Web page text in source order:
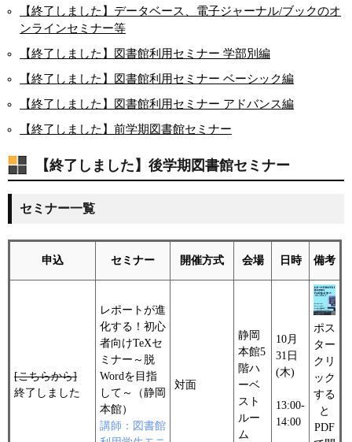
【終了しました】データベース、電子ジャーナル/ブックのオ
ンラインセミナー等
【終了しました】図書館利用セミナー 学部別編
【終了しました】図書館利用セミナー ベーシック編
【終了しました】図書館利用セミナー アドバンス編
【終了しました】前学期図書館セミナー
【終了しました】後学期図書館セミナー
セミナー一覧
申込 セミナー 開催方式 会場 日時 備考
[こちらから]
終了しました
レポートが進
化する！初心
者向けTeXセ
ミナー～脱
Wordを目指
して～（静岡
本館）
講師：図書館
対面
静岡
本館5
階ハ
ーベ
スト
ルー
ム
10月
31日
(木)
13:00-
14:00
ポス
ター
クリ
ック
する
と
PDF